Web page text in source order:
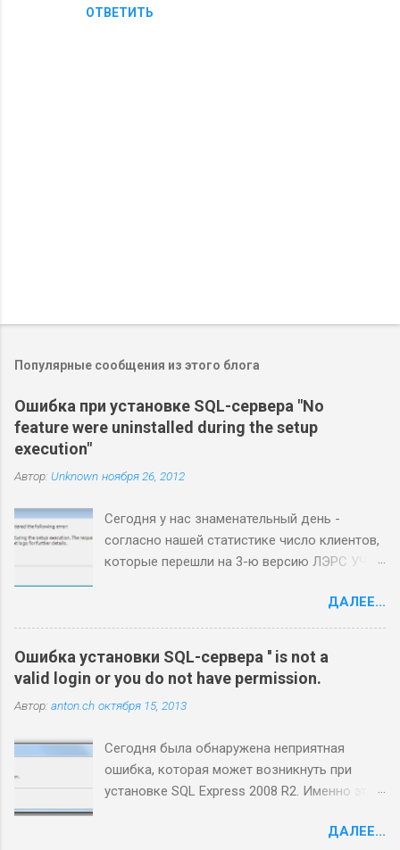
ОТВЕТИТЬ
р
и
т
ь
о
м
е
н
р
Популярные сообщения из этого блога
Ошибка при установке SQL-сервера "No
feature were uninstalled during the setup
execution"
Автор: Unknown ноября 26, 2012
Сегодня у нас знаменательный день -
согласно нашей статистике число клиентов,
которые перешли на 3-ю версию ЛЭРС УЧЕТ
миграции отработан, большинство клиентов
переезжают гладко, без проблем, однако в
каждой бочке меда есть ложка дегтя. Наша
ложка называется Microsoft SQL Server 2008
R2. Основные проблемы, с которыми наши
пользователи сталкиваются при установке
обновлением SQL-сервера. Самая
интересная из них - невозможность
удаления/обновления/установки SQL-
установлена ознакомительная версия SQL
ДАЛЕЕ...
Ошибка установки SQL-сервера '' is not a
valid login or you do not have permission.
Автор: anton.ch октября 15, 2013
Сегодня была обнаружена неприятная
ошибка, которая может возникнуть при
установке SQL Express 2008 R2. Именно эта
Симптомы ошибки следующие. ЕслиДАЛЕЕ...